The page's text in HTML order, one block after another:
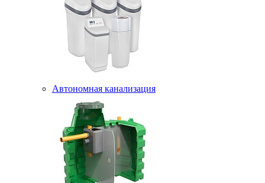
Автономная канализация